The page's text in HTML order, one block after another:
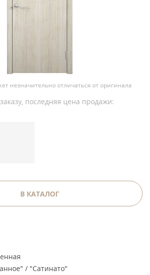
незначительно отличаться от оригинала
последняя цена продажи:
В КАТАЛОГ
/ "Сатинато"